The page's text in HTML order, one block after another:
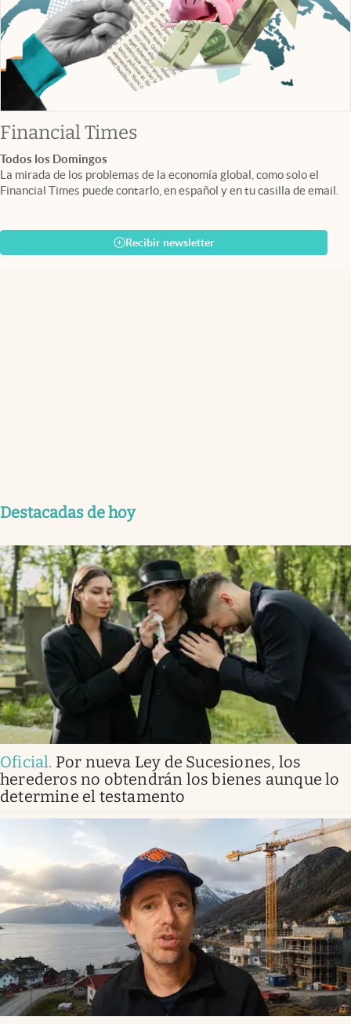
Financial Timesabre en nueva pestaña
Todos los Domingos
La mirada de los problemas de la economía global, como solo el
Financial Times puede contarlo, en español y en tu casilla de email.
Recibir newsletter
Destacadas de hoy
Oficial. Por nueva Ley de Sucesiones, los
herederos no obtendrán los bienes aunque lo
determine el testamento